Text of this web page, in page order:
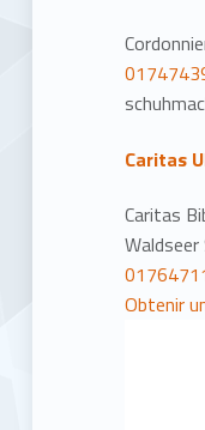
Caritas
Caritas
Obtenir